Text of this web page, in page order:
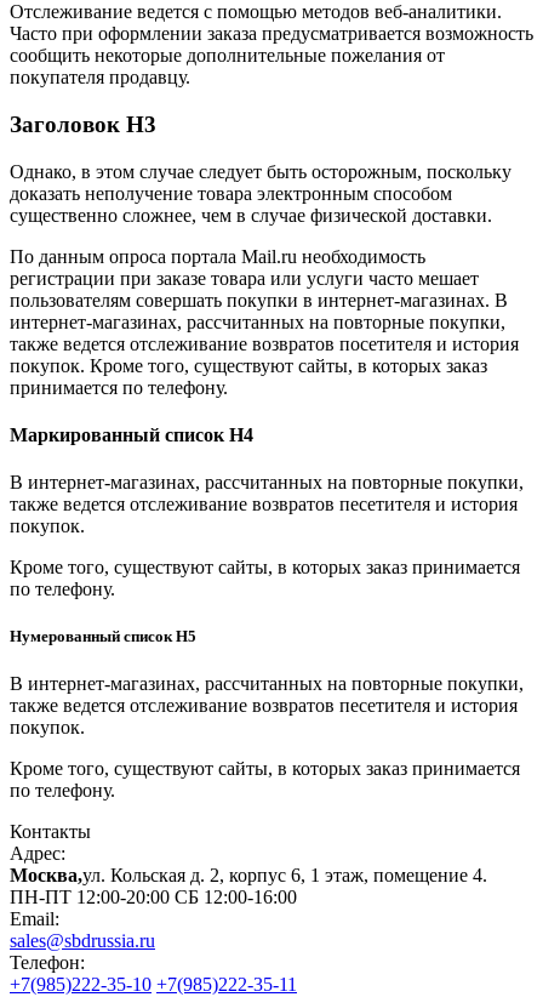
Отслеживание ведется с помощью методов веб-аналитики.
Часто при оформлении заказа предусматривается возможность
сообщить некоторые дополнительные пожелания от
покупателя продавцу.
Заголовок H3
Однако, в этом случае следует быть осторожным, поскольку
доказать неполучение товара электронным способом
существенно сложнее, чем в случае физической доставки.
По данным опроса портала Mail.ru необходимость
регистрации при заказе товара или услуги часто мешает
пользователям совершать покупки в интернет-магазинах. В
интернет-магазинах, рассчитанных на повторные покупки,
также ведется отслеживание возвратов посетителя и история
покупок. Кроме того, существуют сайты, в которых заказ
принимается по телефону.
Маркированный список H4
В интернет-магазинах, рассчитанных на повторные покупки,
также ведется отслеживание возвратов песетителя и история
покупок.
Кроме того, существуют сайты, в которых заказ принимается
по телефону.
Нумерованный список H5
В интернет-магазинах, рассчитанных на повторные покупки,
также ведется отслеживание возвратов песетителя и история
покупок.
Кроме того, существуют сайты, в которых заказ принимается
по телефону.
Контакты
Адрес:
Москва,ул. Кольская д. 2, корпус 6, 1 этаж, помещение 4.
ПН-ПТ 12:00-20:00 СБ 12:00-16:00
Email:
sales@sbdrussia.ru
Телефон:
+7(985)222-35-10 +7(985)222-35-11